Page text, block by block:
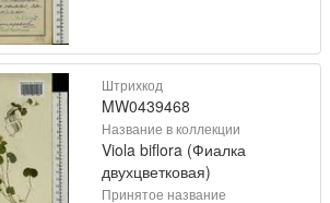
Штрихкод
MW0439468
Название в коллекции
Viola biflora (Фиалка
двухцветковая)
Принятое название